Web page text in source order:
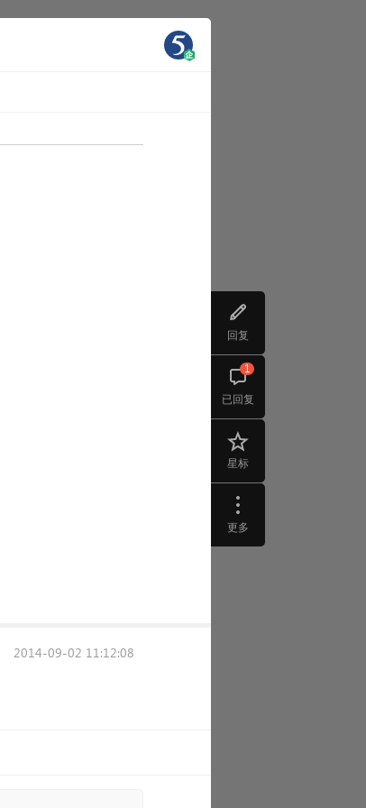
回复
已回复
1
星标
更多
2014-09-02 11:12:08